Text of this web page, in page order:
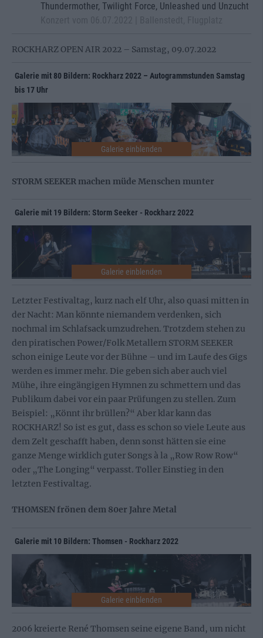
Thundermother, Twilight Force, Unleashed und Unzucht
ROCKHARZ OPEN AIR 2022 – Samstag, 09.07.2022
Galerie mit 80 Bildern: Rockharz 2022 – Autogrammstunden Samstag
bis 17 Uhr
STORM SEEKER machen müde Menschen munter
Galerie mit 19 Bildern: Storm Seeker - Rockharz 2022
Letzter Festivaltag, kurz nach elf Uhr, also quasi mitten in
der Nacht: Man könnte niemandem verdenken, sich
nochmal im Schlafsack umzudrehen. Trotzdem stehen zu
den piratischen Power/Folk Metallern STORM SEEKER
schon einige Leute vor der Bühne – und im Laufe des Gigs
werden es immer mehr. Die geben sich aber auch viel
Mühe, ihre eingängigen Hymnen zu schmettern und das
Publikum dabei vor ein paar Prüfungen zu stellen. Zum
Beispiel: „Könnt ihr brüllen?“ Aber klar kann das
ROCKHARZ! So ist es gut, dass es schon so viele Leute aus
dem Zelt geschafft haben, denn sonst hätten sie eine
ganze Menge wirklich guter Songs à la „Row Row Row“
oder „The Longing“ verpasst. Toller Einstieg in den
letzten Festivaltag.
THOMSEN frönen dem 80er Jahre Metal
Galerie mit 10 Bildern: Thomsen - Rockharz 2022
2006 kreierte René Thomsen seine eigene Band, um nicht